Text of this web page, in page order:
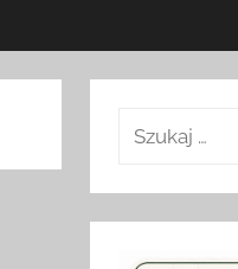
Szukaj: